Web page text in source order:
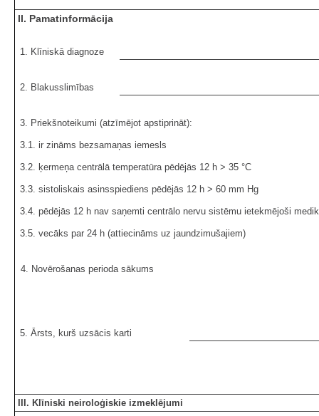
II. Pamatinformācija
1. Klīniskā diagnoze
2. Blakusslimības
3. Priekšnoteikumi (atzīmējot apstiprināt):
3.1. ir zināms bezsamaņas iemesls
3.2. ķermeņa centrālā temperatūra pēdējās 12 h ˃ 35 °C
3.3. sistoliskais asinsspiediens pēdējās 12 h ˃ 60 mm Hg
3.4. pēdējās 12 h nav saņemti centrālo nervu sistēmu ietekmējoši
3.5. vecāks par 24 h (attiecināms uz jaundzimušajiem)
4. Novērošanas perioda sākums
5. Ārsts, kurš uzsācis karti
III. Klīniski neiroloģiskie izmeklējumi